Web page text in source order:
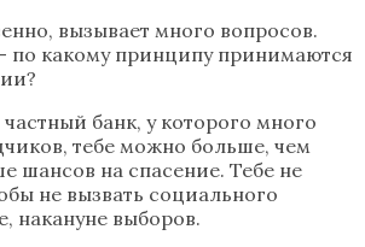
вызывает много вопросов.
по какому принципу принимаются
банк, у которого много
тебе можно больше, чем
шансов на спасение. Тебе не
не вызвать социального
накануне выборов.